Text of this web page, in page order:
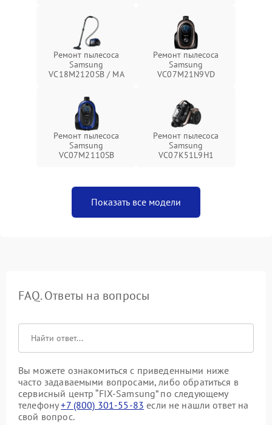
Ремонт пылесоса
Samsung
VC18M2120SB / MA
Ремонт пылесоса
Samsung
VC07M21N9VD
Ремонт пылесоса
Samsung
VC07M2110SB
Ремонт пылесоса
Samsung
VC07K51L9H1
Показать все модели
FAQ. Ответы на вопросы
Вы можете ознакомиться с приведенными ниже
часто задаваемыми вопросами, либо обратиться в
сервисный центр “FIX-Samsung” по следующему
телефону+7 (800) 301-55-83 если не нашли ответ на
свой вопрос.